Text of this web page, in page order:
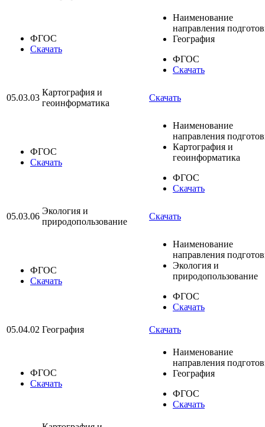
ФГОС
Скачать
Наименование
направления
География
ФГОС
Скачать
05.03.03
Картография и
геоинформатика
Скачать
ФГОС
Скачать
Наименование
направления
Картография и
геоинформатика
ФГОС
Скачать
05.03.06
Экология и
природопользование
Скачать
ФГОС
Скачать
Наименование
направления
Экология и
природопользование
ФГОС
Скачать
05.04.02 География Скачать
ФГОС
Скачать
Наименование
направления
География
ФГОС
Скачать